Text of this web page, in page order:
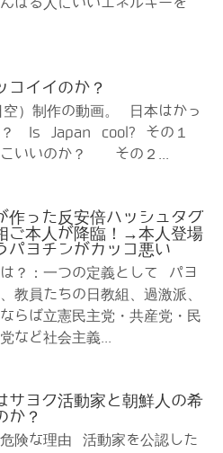
ばる人にいいエネルギーを
コイイのか？
）制作の動画。 日本はかっ
？ Is Japan cool? その１
こいいのか？ その２...
作った反安倍ハッシュタグ
ご本人が降臨！→本人登場
パヨチンがカッコ悪い
？：一つの定義として パヨ
教員たちの日教組、過激派、
らば立憲民主党・共産党・民
など社会主義...
サヨク活動家と朝鮮人の希
か？
険な理由 活動家を公認した